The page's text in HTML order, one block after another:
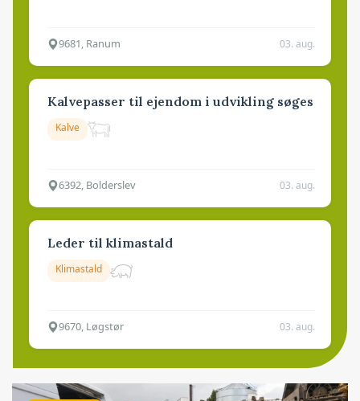
9681, Ranum 03. aug.
Kalvepasser til ejendom i udvikling søges
Kalve
6392, Bolderslev 03. aug.
Leder til klimastald
Klimastald
9670, Løgstør 03. aug.